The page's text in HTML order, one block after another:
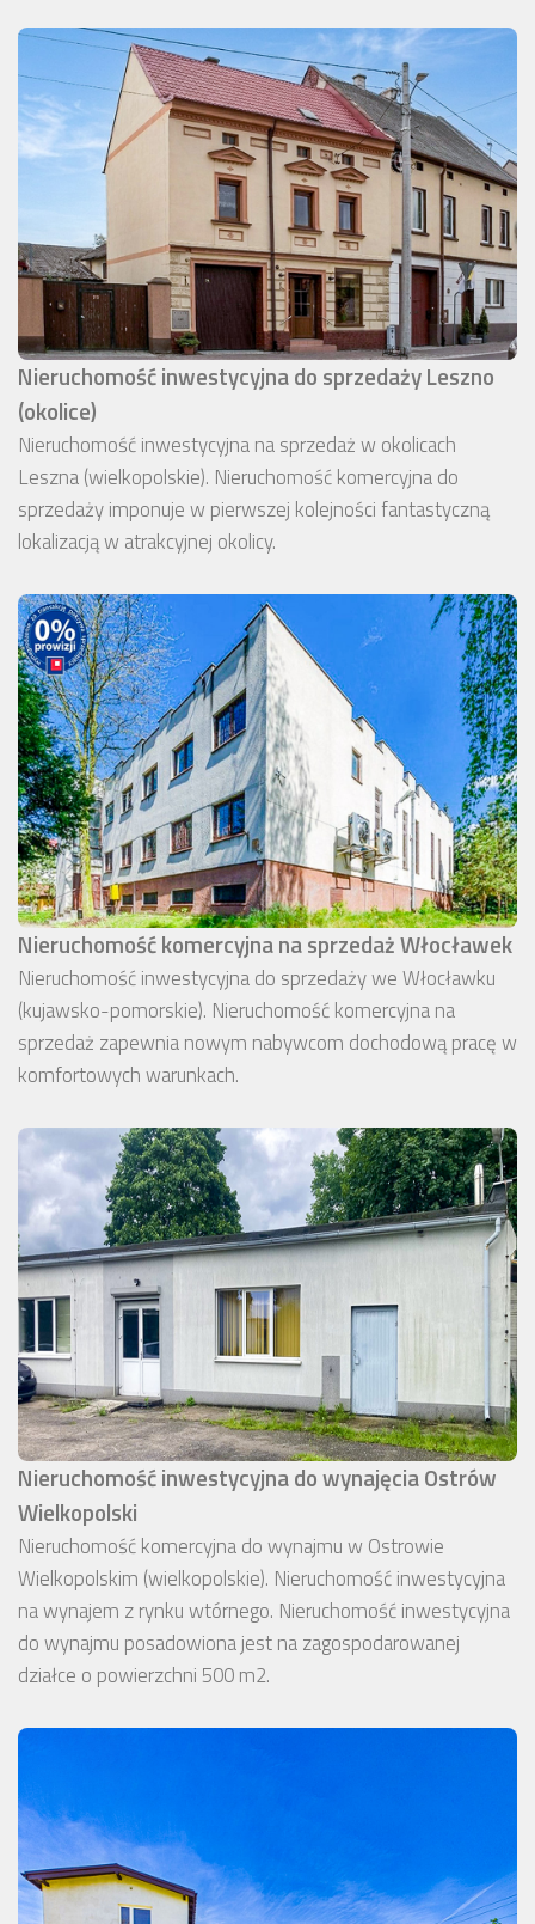
Nieruchomość inwestycyjna do sprzedaży Leszno
(okolice)
Nieruchomość inwestycyjna na sprzedaż w okolicach
Leszna (wielkopolskie). Nieruchomość komercyjna do
sprzedaży imponuje w pierwszej kolejności fantastyczną
lokalizacją w atrakcyjnej okolicy.
Nieruchomość komercyjna na sprzedaż Włocławek
Nieruchomość inwestycyjna do sprzedaży we Włocławku
(kujawsko-pomorskie). Nieruchomość komercyjna na
sprzedaż zapewnia nowym nabywcom dochodową pracę w
komfortowych warunkach.
Nieruchomość inwestycyjna do wynajęcia Ostrów
Wielkopolski
Nieruchomość komercyjna do wynajmu w Ostrowie
Wielkopolskim (wielkopolskie). Nieruchomość inwestycyjna
na wynajem z rynku wtórnego. Nieruchomość inwestycyjna
do wynajmu posadowiona jest na zagospodarowanej
działce o powierzchni 500 m2.